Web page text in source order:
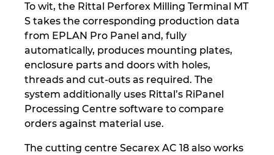
To wit, the Rittal Perforex Milling Terminal MT
S takes the corresponding production data
from EPLAN Pro Panel and, fully
automatically, produces mounting plates,
enclosure parts and doors with holes,
threads and cut-outs as required. The
system additionally uses Rittal’s RiPanel
Processing Centre software to compare
orders against material use.
The cutting centre Secarex AC 18 also works